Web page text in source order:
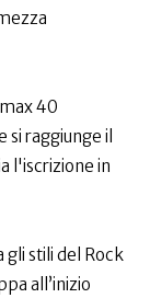
40
si raggiunge il
l'iscrizione in
gli stili del Rock
all’inizio